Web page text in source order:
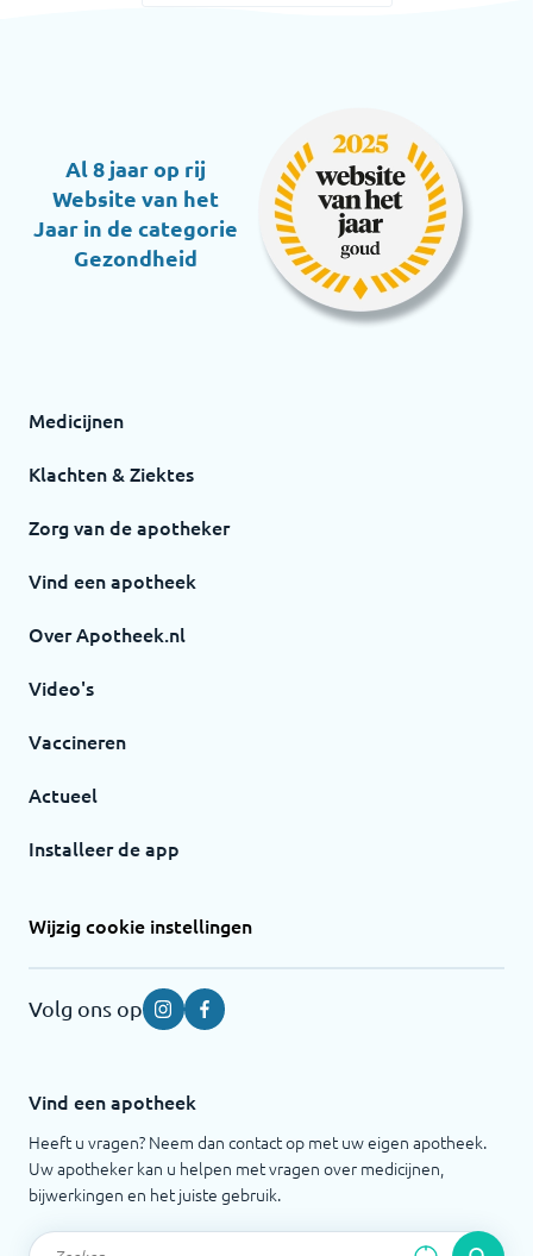
Al 8 jaar op rij
Website van het
Jaar in de categorie
Gezondheid
Medicijnen
Klachten & Ziektes
Zorg van de apotheker
Vind een apotheek
Over Apotheek.nl
Video's
Vaccineren
Actueel
Installeer de app
Wijzig cookie instellingen
Volg ons op InstagramFacebook
Vind een apotheek
Heeft u vragen? Neem dan contact op met uw eigen apotheek.
Uw apotheker kan u helpen met vragen over medicijnen,
bijwerkingen en het juiste gebruik.